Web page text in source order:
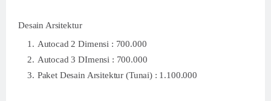
Desain Arsitektur
Autocad 2 Dimensi : 700.000
Autocad 3 DImensi : 700.000
Paket Desain Arsitektur (Tunai) : 1.100.000